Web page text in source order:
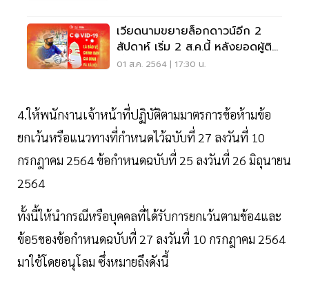
เวียดนามขยายล็อกดาวน์อีก 2
สัปดาห์ เริ่ม 2 ส.ค.นี้ หลังยอดผู้ติด
เชื้อพุ่งแรง
01 ส.ค. 2564 | 17:30 น.
4.ให้พนักงานเจ้าหน้าที่ปฏิบัติตามมาตรการข้อห้ามข้อ
ยกเว้นหรือแนวทางที่กำหนดไว้ฉบับที่ 27 ลงวันที่ 10
กรกฎาคม 2564 ข้อกำหนดฉบับที่ 25 ลงวันที่ 26 มิถุนายน
2564
ทั้งนี้ให้นำกรณีหรือบุคคลที่ได้รับการยกเว้นตามข้อ4และ
ข้อ5ของข้อกำหนดฉบับที่ 27 ลงวันที่ 10 กรกฎาคม 2564
มาใช้โดยอนุโลม ซึ่งหมายถึงดังนี้